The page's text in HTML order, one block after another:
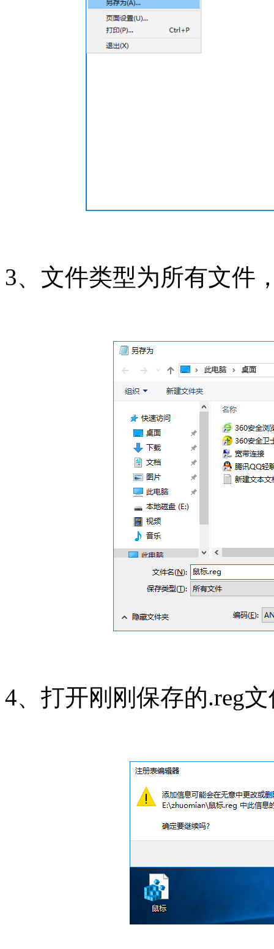
3、文件类型为所有文件
4、打开刚刚保存的.reg